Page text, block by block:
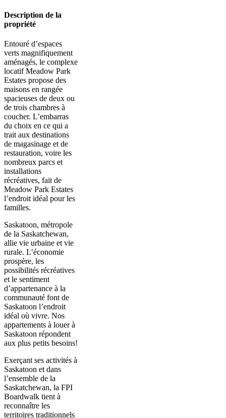
Description de la
propriété
Entouré d’espaces
verts magnifiquement
aménagés, le complexe
locatif Meadow Park
Estates propose des
maisons en rangée
spacieuses de deux ou
de trois chambres à
coucher. L’embarras
du choix en ce qui a
trait aux destinations
de magasinage et de
restauration, voire les
nombreux parcs et
installations
récréatives, fait de
Meadow Park Estates
l’endroit idéal pour les
familles.
Saskatoon, métropole
de la Saskatchewan,
allie vie urbaine et vie
rurale. L’économie
prospère, les
possibilités récréatives
et le sentiment
d’appartenance à la
communauté font de
Saskatoon l’endroit
idéal où vivre. Nos
appartements à louer à
Saskatoon répondent
aux plus petits besoins!
Exerçant ses activités à
Saskatoon et dans
l’ensemble de la
Saskatchewan, la FPI
Boardwalk tient à
reconnaître les
territoires traditionnels